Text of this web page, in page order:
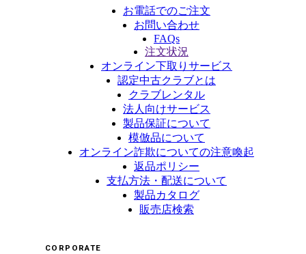
お電話でのご注文
お問い合わせ
FAQs
注文状況
オンライン下取りサービス
認定中古クラブとは
クラブレンタル
法人向けサービス
製品保証について
模倣品について
オンライン詐欺についての注意喚起
返品ポリシー
支払方法・配送について
製品カタログ
販売店検索
CORPORATE